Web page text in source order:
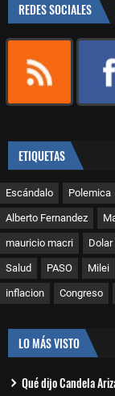
REDES SOCIALES
ETIQUETAS
Escándalo Polemica
Alberto Fernandez
mauricio macri Dolar
Salud PASO Milei
inflacion Congreso
LO MÁS VISTO
Qué dijo Candela